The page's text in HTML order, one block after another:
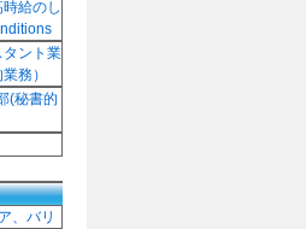
給のし
タント業
務）
(秘書的
、バリ